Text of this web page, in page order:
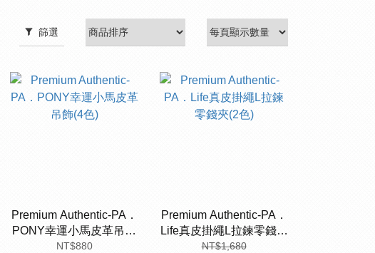
篩選
Premium Authentic-PA．
PONY幸運小馬皮革吊飾
(4色)
NT$880
Premium Authentic-PA．
Life真皮掛繩L拉鍊零錢夾
(2色)
NT$1,680